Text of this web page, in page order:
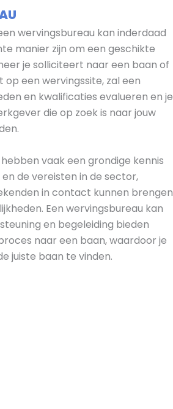
wervingsbureau kan inderdaad
manier zijn om een geschikte
je solliciteert naar een baan of
een wervingssite, zal een
en kwalificaties evalueren en je
die op zoek is naar jouw
vaak een grondige kennis
de vereisten in de sector,
in contact kunnen brengen
Een wervingsbureau kan
en begeleiding bieden
naar een baan, waardoor je
juiste baan te vinden.